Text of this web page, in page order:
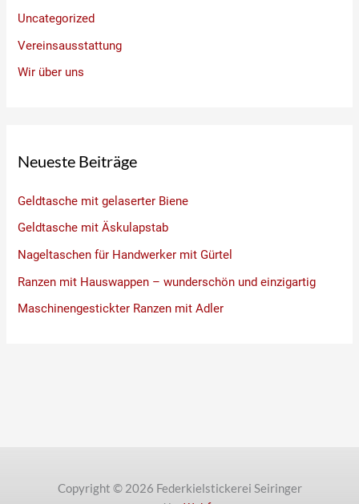
Uncategorized
Vereinsausstattung
Wir über uns
Neueste Beiträge
Geldtasche mit gelaserter Biene
Geldtasche mit Äskulapstab
Nageltaschen für Handwerker mit Gürtel
Ranzen mit Hauswappen – wunderschön und einzigartig
Maschinengestickter Ranzen mit Adler
Copyright © 2026 Federkielstickerei Seiringer